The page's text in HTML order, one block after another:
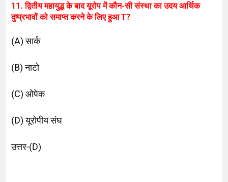
11. द्वितीय महायुद्ध के बाद यूरोप में कौन-सी संस्था का उदय आर्थिक
दुष्प्रभावों को समाप्त करने के लिए हुआ T?
(A) सार्क
(B) नाटो
(C) ओपेक
(D) यूरोपीय संघ
उत्तर-(D)